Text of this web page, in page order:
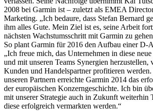
2008 bei Garmin ist – zuletzt als EMEA
Marketing. „Ich bedaure, dass Stefan Bernard
ihm alles Gute. Mein Ziel ist es, seine Arbeit
nächsten Wachstumsschritt mit Garmin zu
So plant Garmin für 2016 den Aufbau einer D-
„Ich freue mich, das Unternehmen in diese
und mit unseren Teams Synergien herzustellen,
Kunden und Handelspartner profitieren
unseren Partnern erreichte Garmin 2014 das
der europäischen Konzerngeschichte. Ich bin
mit unserer Strategie auch in Zukunft weiterhin
diese erfolgreich vermarkten werden.“